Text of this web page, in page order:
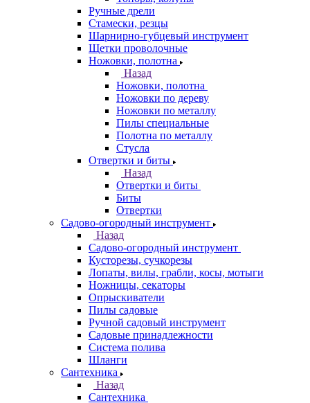
Ручные дрели
Стамески, резцы
Шарнирно-губцевый инструмент
Щетки проволочные
Ножовки, полотна
Назад
Ножовки, полотна
Ножовки по дереву
Ножовки по металлу
Пилы специальные
Полотна по металлу
Стусла
Отвертки и биты
Назад
Отвертки и биты
Биты
Отвертки
Садово-огородный инструмент
Назад
Садово-огородный инструмент
Кусторезы, сучкорезы
Лопаты, вилы, грабли, косы, мотыги
Ножницы, секаторы
Опрыскиватели
Пилы садовые
Ручной садовый инструмент
Садовые принадлежности
Система полива
Шланги
Сантехника
Назад
Сантехника